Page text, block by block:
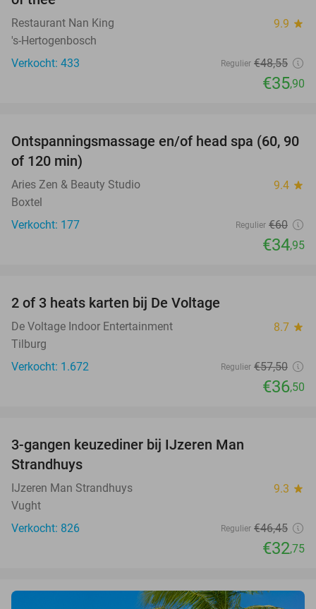
Restaurant Nan King 9.9 star
's-Hertogenbosch
Verkocht: 433
Regulier €48,55
€35,90
42%
Ontspanningsmassage en/of head spa (60, 90
of 120 min)
Aries Zen & Beauty Studio 9.4 star
Boxtel
Verkocht: 177
Regulier €60
€34,95
2 of 3 heats karten bij De Voltage
De Voltage Indoor Entertainment 8.7 star
Tilburg
Verkocht: 1.672
Regulier €57,50
€36,50
3-gangen keuzediner bij IJzeren Man
Strandhuys
IJzeren Man Strandhuys 9.3 star
Vught
Verkocht: 826
Regulier €46,45
€32,75